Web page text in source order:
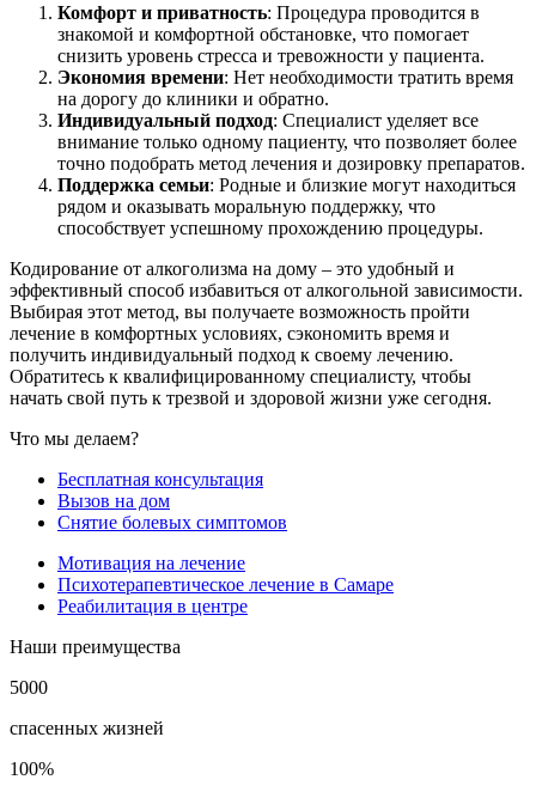
Комфорт и приватность: Процедура проводится в
знакомой и комфортной обстановке, что помогает
снизить уровень стресса и тревожности у пациента.
Экономия времени: Нет необходимости тратить время
на дорогу до клиники и обратно.
Индивидуальный подход: Специалист уделяет все
внимание только одному пациенту, что позволяет более
точно подобрать метод лечения и дозировку препаратов.
Поддержка семьи: Родные и близкие могут находиться
рядом и оказывать моральную поддержку, что
способствует успешному прохождению процедуры.
Кодирование от алкоголизма на дому – это удобный и
эффективный способ избавиться от алкогольной зависимости.
Выбирая этот метод, вы получаете возможность пройти
лечение в комфортных условиях, сэкономить время и
получить индивидуальный подход к своему лечению.
Обратитесь к квалифицированному специалисту, чтобы
начать свой путь к трезвой и здоровой жизни уже сегодня.
Что мы делаем?
Бесплатная консультация
Вызов на дом
Снятие болевых симптомов
Мотивация на лечение
Психотерапевтическое лечение в Самаре
Реабилитация в центре
Наши преимущества
5000
спасенных жизней
100%